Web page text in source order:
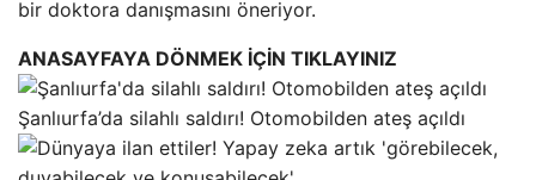
bir doktora danışmasını öneriyor.
ANASAYFAYA DÖNMEK İÇİN TIKLAYINIZ
Şanlıurfa’da silahlı saldırı! Otomobilden ateş açıldı